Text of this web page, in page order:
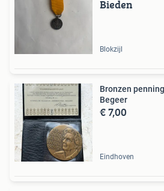
Bieden
Blokzijl
Bronzen
Begeer
€ 7,00
Eindhoven